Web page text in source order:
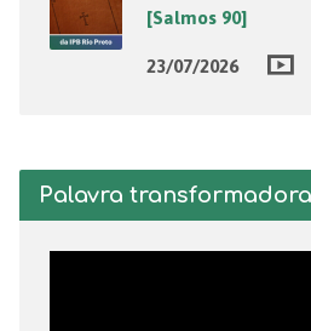
[Salmos 90]
23/07/2026
Palavra transformadora